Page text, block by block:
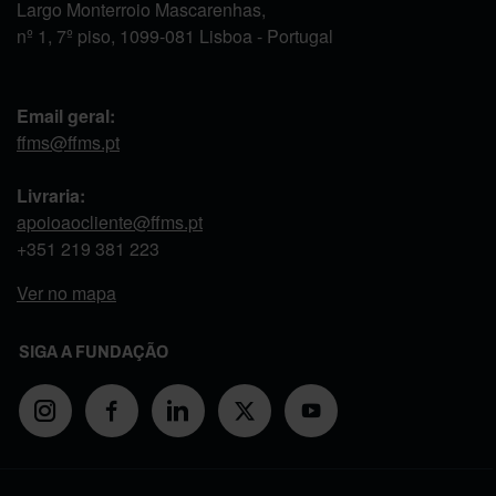
Largo Monterroio Mascarenhas,
nº 1, 7º piso, 1099-081 Lisboa - Portugal
Email geral:
ffms@ffms.pt
Livraria:
apoioaocliente@ffms.pt
+351 219 381 223
Ver no mapa
SIGA A FUNDAÇÃO